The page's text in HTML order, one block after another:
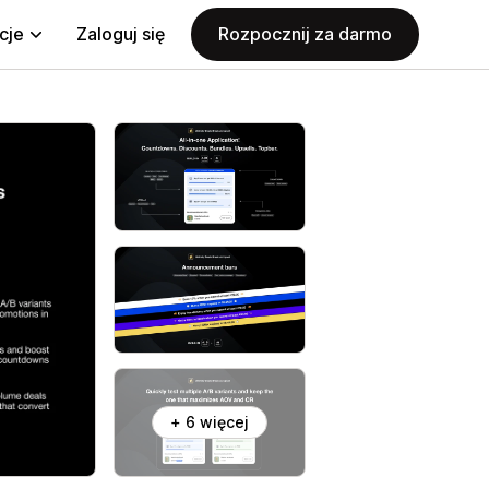
Zaloguj się Rozpocznij za darmo
+ 6 więcej